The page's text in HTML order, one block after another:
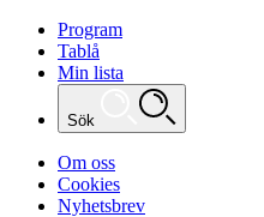
Program
Tablå
Min lista
Sök
Om oss
Cookies
Nyhetsbrev